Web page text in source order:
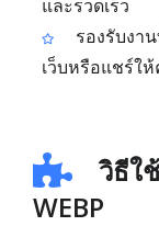
และรวดเร็ว
รองรับงา
เว็บหรือแชร์ใ
วิธีใ
WEBP